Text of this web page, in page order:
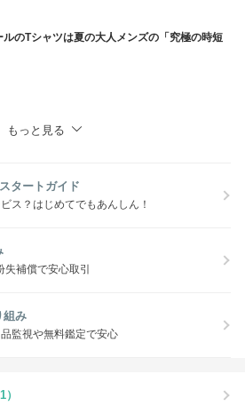
ルのTシャツは夏の大人メンズの「究極の時短
もっと見る
タートガイド
ス？はじめてでもあんしん！
補償で安心取引
組み
監視や無料鑑定で安心
）